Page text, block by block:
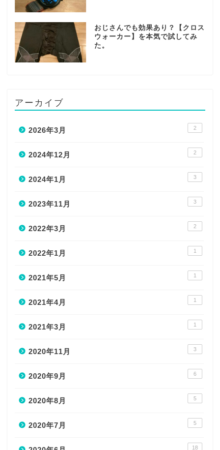
おじさんでも効果あり？【クロス
ウォーカー】を本気で試してみ
た。
アーカイブ
2026年3月 2
2024年12月 2
2024年1月 3
2023年11月 3
2022年3月 2
2022年1月 1
2021年5月 1
2021年4月 1
2021年3月 1
2020年11月 3
2020年9月 6
2020年8月 5
2020年7月 5
18